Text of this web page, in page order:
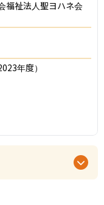
福祉法人聖ヨハネ会
年度）